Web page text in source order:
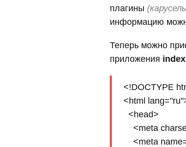
плагины
информацию
Теперь можно
приложения
<!DOCTYPE
<html
  <head>
<meta
<meta